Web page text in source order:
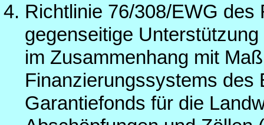
Richtlinie 76/308/EWG
gegenseitige
im Zusammenhang mit
Finanzierungssystems des
Garantiefonds für die